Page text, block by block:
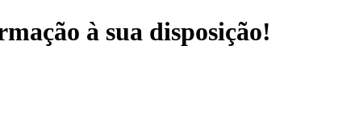
à sua disposição!